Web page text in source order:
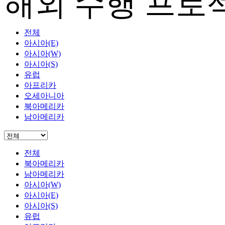
전체
아시아(E)
아시아(W)
아시아(S)
유럽
아프리카
오세아니아
북아메리카
남아메리카
전체
북아메리카
남아메리카
아시아(W)
아시아(E)
아시아(S)
유럽